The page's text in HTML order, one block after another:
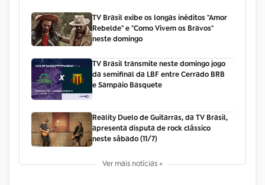
TV Brasil exibe os longas inéditos "Amor
Rebelde" e "Como Vivem os Bravos"
neste domingo
TV Brasil transmite neste domingo jogo
da semifinal da LBF entre Cerrado BRB
e Sampaio Basquete
Reality Duelo de Guitarras, da TV Brasil,
apresenta disputa de rock clássico
neste sábado (11/7)
Ver mais notícias +